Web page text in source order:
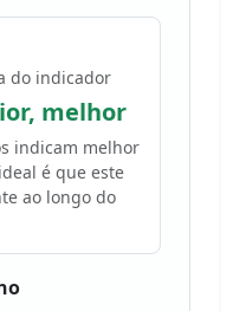
do indicador
melhor
indicam melhor
é que este
ao longo do